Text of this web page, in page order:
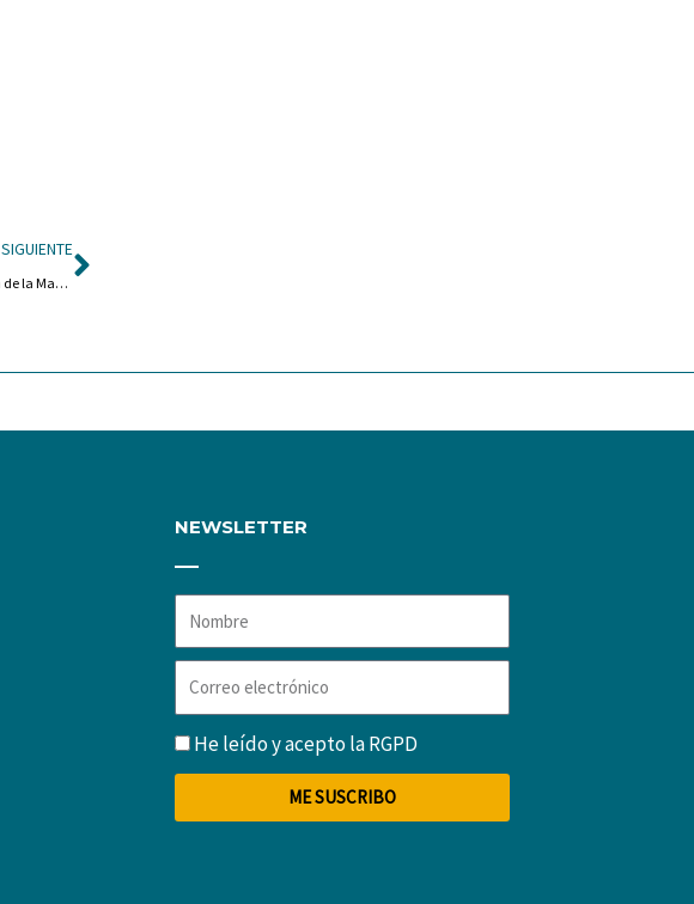
SIGUIENTE
Éxito del Primer Sorteo de la Campaña Primavera – Verano por el Día de la Madre en Barbastro
Siguiente
NEWSLETTER
Nombre
Correo
electrónico
RGPDHe leído y acepto laRGPD
ME SUSCRIBO